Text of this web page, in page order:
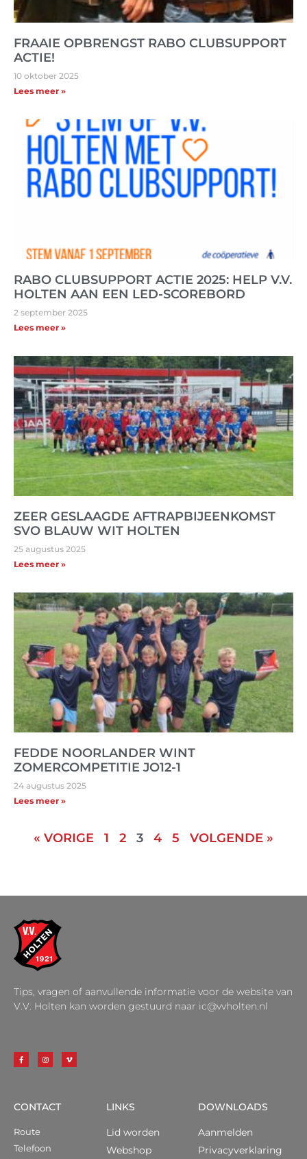
FRAAIE OPBRENGST RABO CLUBSUPPORT
ACTIE!
10 oktober 2025
Lees meer »
RABO CLUBSUPPORT ACTIE 2025: HELP V.V.
HOLTEN AAN EEN LED-SCOREBORD
2 september 2025
Lees meer »
ZEER GESLAAGDE AFTRAPBIJEENKOMST
SVO BLAUW WIT HOLTEN
25 augustus 2025
Lees meer »
FEDDE NOORLANDER WINT
ZOMERCOMPETITIE JO12-1
24 augustus 2025
Lees meer »
« VORIGE 1 2 3 4 5 VOLGENDE »
Tips, vragen of aanvullende informatie voor de website van
V.V. Holten kan worden gestuurd naar ic@vvholten.nl
CONTACT
Route
Telefoon
LINKS
Lid worden
Webshop
DOWNLOADS
Aanmelden
Privacyverklaring